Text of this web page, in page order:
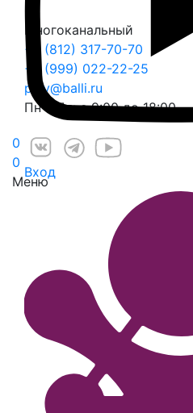
0
0
Меню
Многоканальный
+7 (812) 317-70-70
+7 (999) 022-22-25
play@balli.ru
Пн – Пт: с 9:00 до 18:00
Вход